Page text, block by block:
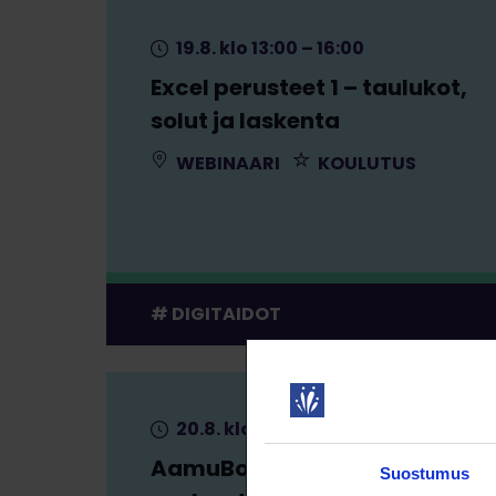
Suostumus
Excel perusteet 1 – taulukot,
solut ja laskenta
19.8. klo 13:00 – 16:00
WEBINAARI KOULUTUS
DIGITAIDOT
AamuBoost – tekoälyn
20.8. klo 9:00 – 9:30